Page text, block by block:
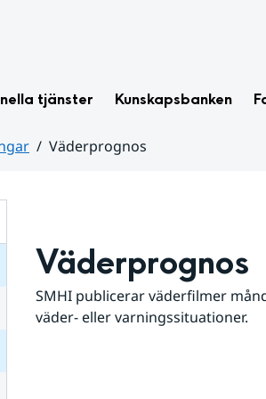
tjänster Kunskapsbanken
Väderprognos
Väderprognos
SMHI publicerar väderfilmer
väder- eller varningssituationer.